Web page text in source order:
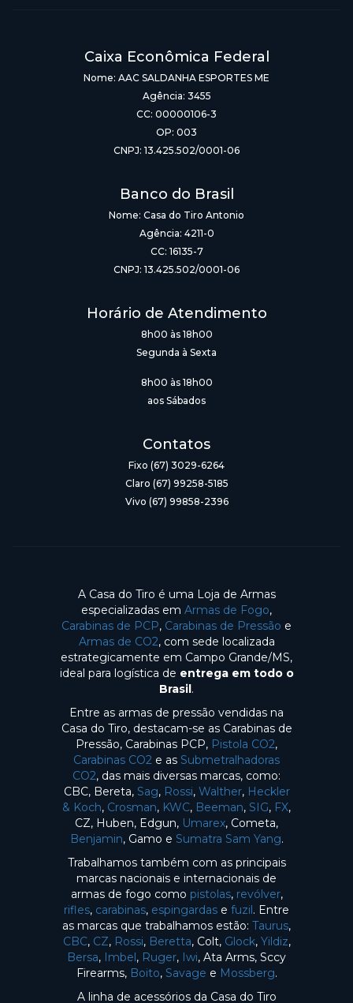
Caixa Econômica Federal
Nome: AAC SALDANHA ESPORTES ME
Agência: 3455
CC: 00000106-3
OP: 003
CNPJ: 13.425.502/0001-06
Banco do Brasil
Nome: Casa do Tiro Antonio
Agência: 4211-0
CC: 16135-7
CNPJ: 13.425.502/0001-06
Horário de Atendimento
8h00 às 18h00
Segunda à Sexta
8h00 às 18h00
aos Sábados
Contatos
Fixo (67) 3029-6264
Claro (67) 99258-5185
Vivo (67) 99858-2396
A Casa do Tiro é uma Loja de Armas
especializadas em Armas de Fogo,
Carabinas de PCP, Carabinas de Pressão e
Armas de CO2, com sede localizada
estrategicamente em Campo Grande/MS,
ideal para logística de entrega em todo o
Brasil.
Entre as armas de pressão vendidas na
Casa do Tiro, destacam-se as Carabinas de
Pressão, Carabinas PCP, Pistola CO2,
Carabinas CO2 e as Submetralhadoras
CO2, das mais diversas marcas, como:
CBC, Bereta, Sag, Rossi, Walther, Heckler
& Koch, Crosman, KWC, Beeman, SIG, FX,
CZ, Huben, Edgun, Umarex, Cometa,
Benjamin, Gamo e Sumatra Sam Yang.
Trabalhamos também com as principais
marcas nacionais e internacionais de
armas de fogo como pistolas, revólver,
rifles, carabinas, espingardas e fuzil. Entre
as marcas que trabalhamos estão: Taurus,
CBC, CZ, Rossi, Beretta, Colt, Glock, Yildiz,
Bersa, Imbel, Ruger, Iwi, Ata Arms, Sccy
Firearms, Boito, Savage e Mossberg.
A linha de acessórios da Casa do Tiro